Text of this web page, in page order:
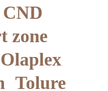
CND
zone
Olaplex
Tolure